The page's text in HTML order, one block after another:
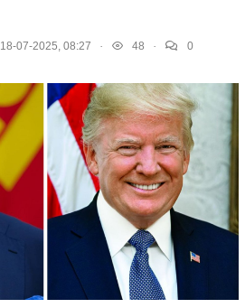
18-07-2025, 08:27 . 48 . 0